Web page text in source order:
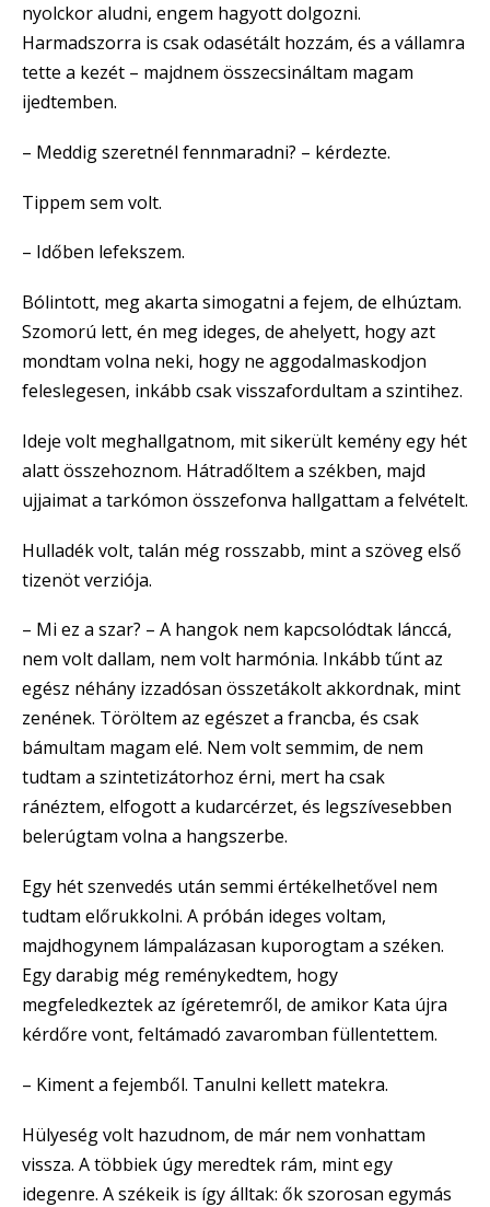
nyolckor aludni, engem hagyott dolgozni.
Harmadszorra is csak odasétált hozzám, és a vállamra
tette a kezét – majdnem összecsináltam magam
ijedtemben.
– Meddig szeretnél fennmaradni? – kérdezte.
Tippem sem volt.
– Időben lefekszem.
Bólintott, meg akarta simogatni a fejem, de elhúztam.
Szomorú lett, én meg ideges, de ahelyett, hogy azt
mondtam volna neki, hogy ne aggodalmaskodjon
feleslegesen, inkább csak visszafordultam a szintihez.
Ideje volt meghallgatnom, mit sikerült kemény egy hét
alatt összehoznom. Hátradőltem a székben, majd
ujjaimat a tarkómon összefonva hallgattam a felvételt.
Hulladék volt, talán még rosszabb, mint a szöveg első
tizenöt verziója.
– Mi ez a szar? – A hangok nem kapcsolódtak lánccá,
nem volt dallam, nem volt harmónia. Inkább tűnt az
egész néhány izzadósan összetákolt akkordnak, mint
zenének. Töröltem az egészet a francba, és csak
bámultam magam elé. Nem volt semmim, de nem
tudtam a szintetizátorhoz érni, mert ha csak
ránéztem, elfogott a kudarcérzet, és legszívesebben
belerúgtam volna a hangszerbe.
Egy hét szenvedés után semmi értékelhetővel nem
tudtam előrukkolni. A próbán ideges voltam,
majdhogynem lámpalázasan kuporogtam a széken.
Egy darabig még reménykedtem, hogy
megfeledkeztek az ígéretemről, de amikor Kata újra
kérdőre vont, feltámadó zavaromban füllentettem.
– Kiment a fejemből. Tanulni kellett matekra.
Hülyeség volt hazudnom, de már nem vonhattam
vissza. A többiek úgy meredtek rám, mint egy
idegenre. A székeik is így álltak: ők szorosan egymás